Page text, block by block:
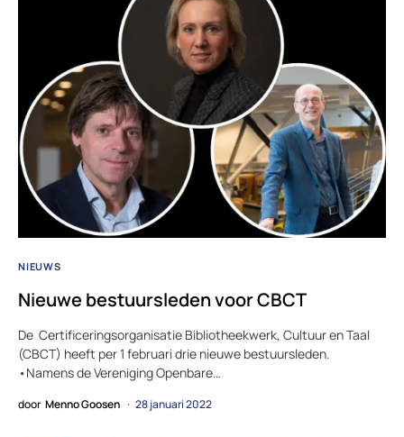
NIEUWS
Nieuwe bestuursleden voor CBCT
De Certificeringsorganisatie Bibliotheekwerk, Cultuur en Taal
(CBCT) heeft per 1 februari drie nieuwe bestuursleden.
•Namens de Vereniging Openbare…
door Menno Goosen 28 januari 2022